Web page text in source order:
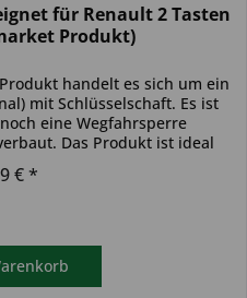
für Renault 2 Tasten
Produkt)
handelt es sich um ein
mit Schlüsselschaft. Es ist
eine Wegfahrsperre
Das Produkt ist ideal
€ *